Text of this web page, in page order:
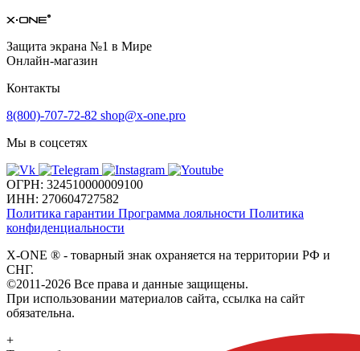
Защита экрана №1 в Мире
Онлайн-магазин
Контакты
8(800)-707-72-82 shop@x-one.pro
Мы в соцсетях
ОГРН: 324510000009100
ИНН: 270604727582
Политика гарантии Программа лояльности Политика
конфиденциальности
X-ONE ® - товарный знак охраняется на территории РФ и
СНГ.
©2011-2026 Все права и данные защищены.
При использовании материалов сайта, ссылка на сайт
обязательна.
+